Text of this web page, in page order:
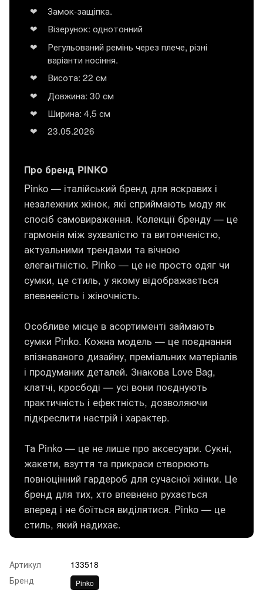
Замок-защіпка.
Візерунок: однотонний
Регульований ремінь через плече, різні
варіанти носіння.
Висота: 22 см
Довжина: 30 см
Ширина: 4,5 см
23.05.2026
Про бренд PINKO
Pinko — італійський бренд для яскравих і
незалежних жінок, які сприймають моду як
спосіб самовираження. Колекції бренду — це
гармонія між зухвалістю та витонченістю,
актуальними трендами та вічною
елегантністю. Pinko — це не просто одяг чи
сумки, це стиль, у якому відображається
впевненість і жіночність.
Особливе місце в асортименті займають
сумки Pinko. Кожна модель — це поєднання
впізнаваного дизайну, преміальних матеріалів
і продуманих деталей. Знакова Love Bag,
клатчі, кросбоді — усі вони поєднують
практичність і ефектність, дозволяючи
підкреслити настрій і характер.
Та Pinko — це не лише про аксесуари. Сукні,
жакети, взуття та прикраси створюють
повноцінний гардероб для сучасної жінки. Це
бренд для тих, хто впевнено рухається
вперед і не боїться виділятися. Pinko — це
стиль, який надихає.
Артикул
133518
Бренд
Pinko